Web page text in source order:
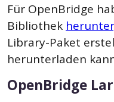
Für OpenBridge
Bibliothek
Library-Paket
herunterladen
OpenBridge